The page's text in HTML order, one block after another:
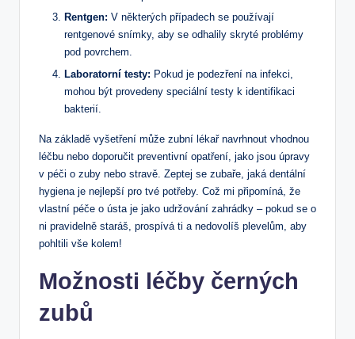
Rentgen: V některých případech se používají
rentgenové snímky, aby se odhalily skryté problémy
pod povrchem.
Laboratorní testy: Pokud je podezření na infekci,
mohou být provedeny speciální testy k identifikaci
bakterií.
Na základě vyšetření může zubní lékař navrhnout vhodnou
léčbu nebo doporučit preventivní opatření, jako jsou úpravy
v péči o zuby nebo stravě. Zeptej se zubaře, jaká dentální
hygiena je nejlepší pro tvé potřeby. Což mi připomíná, že
vlastní péče o ústa je jako udržování zahrádky – pokud se o
ni pravidelně staráš, prospívá ti a nedovolíš plevelům, aby
pohltili vše kolem!
Možnosti léčby černých
zubů